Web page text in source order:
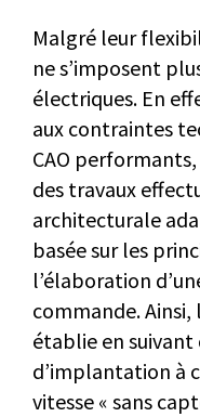
Malgré leur
ne s’imposent
électriques. En
aux contraintes
CAO
des travaux
architecturale
basée sur les
l’élaboration
commande.
établie en
d’implantation à
vitesse « sans